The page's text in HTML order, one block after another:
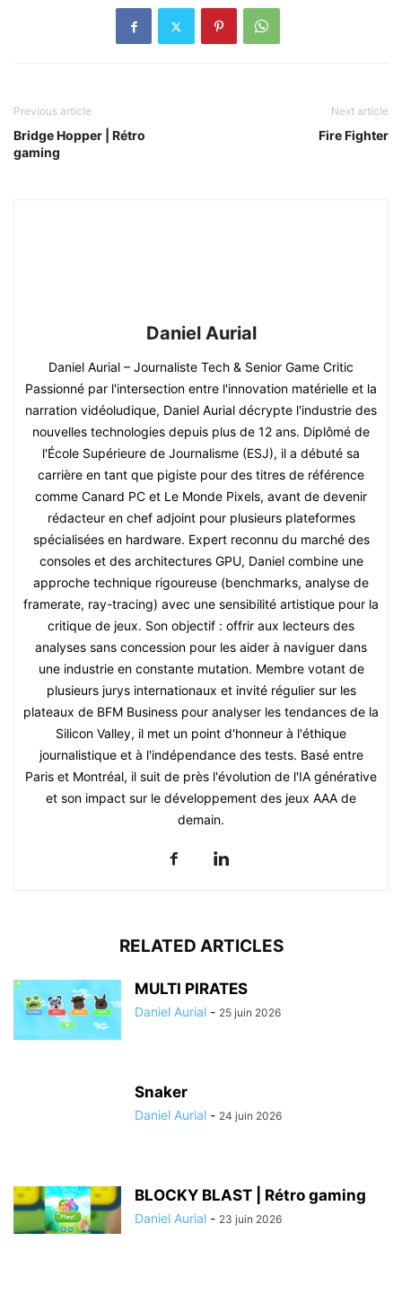
Previous article
Bridge Hopper | Rétro
gaming
Next article
Fire Fighter
Daniel Aurial
Daniel Aurial – Journaliste Tech & Senior Game Critic
Passionné par l'intersection entre l'innovation matérielle et la
narration vidéoludique, Daniel Aurial décrypte l'industrie des
nouvelles technologies depuis plus de 12 ans. Diplômé de
l'École Supérieure de Journalisme (ESJ), il a débuté sa
carrière en tant que pigiste pour des titres de référence
comme Canard PC et Le Monde Pixels, avant de devenir
rédacteur en chef adjoint pour plusieurs plateformes
spécialisées en hardware. Expert reconnu du marché des
consoles et des architectures GPU, Daniel combine une
approche technique rigoureuse (benchmarks, analyse de
framerate, ray-tracing) avec une sensibilité artistique pour la
critique de jeux. Son objectif : offrir aux lecteurs des
analyses sans concession pour les aider à naviguer dans
une industrie en constante mutation. Membre votant de
plusieurs jurys internationaux et invité régulier sur les
plateaux de BFM Business pour analyser les tendances de la
Silicon Valley, il met un point d'honneur à l'éthique
journalistique et à l'indépendance des tests. Basé entre
Paris et Montréal, il suit de près l'évolution de l'IA générative
et son impact sur le développement des jeux AAA de
demain.
RELATED ARTICLES
MULTI PIRATES
Daniel Aurial - 25 juin 2026
Snaker
Daniel Aurial - 24 juin 2026
BLOCKY BLAST | Rétro gaming
Daniel Aurial - 23 juin 2026